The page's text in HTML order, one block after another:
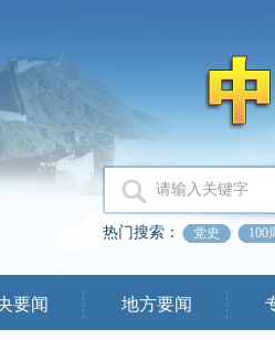
热门搜索： 党史 100
要闻 地方要闻